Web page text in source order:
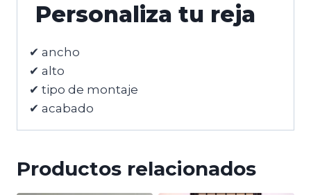
Personaliza tu reja
✔ ancho
✔ alto
✔ tipo de montaje
✔ acabado
Productos relacionados